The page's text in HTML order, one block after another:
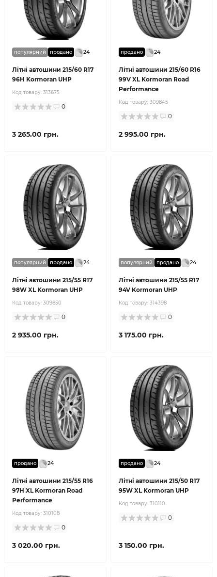
популярний продано 24
Літні автошини 215/60 R17
96H Kormoran UHP
Код товару: 313675
0
3 265.00 грн.
продано 24
Літні автошини 215/60 R16
99V XL Kormoran Road
Performance
Код товару: 309845
0
2 995.00 грн.
популярний продано 24
Літні автошини 215/55 R17
98W XL Kormoran UHP
Код товару: 309850
0
2 935.00 грн.
популярний продано 24
Літні автошини 215/55 R17
94V Kormoran UHP
Код товару: 314398
0
3 175.00 грн.
продано 24
Літні автошини 215/55 R16
97H XL Kormoran Road
Performance
Код товару: 310108
0
3 020.00 грн.
продано 24
Літні автошини 215/50 R17
95W XL Kormoran UHP
Код товару: 310110
0
3 150.00 грн.